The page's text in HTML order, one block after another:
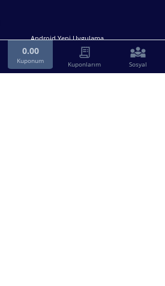
Android Yeni Uygulama
0.00
Kuponum Kuponlarım Sosyal